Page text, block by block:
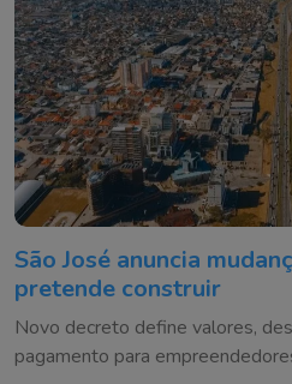
São José anuncia
pretende construir
Novo decreto define valores,
pagamento para